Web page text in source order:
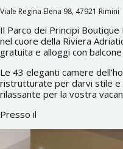
Viale Regina Elena 98, 47921 Rimini
Il Parco dei Principi
nel cuore della Riviera
gratuita e alloggi con
Le 43 eleganti camere
ristrutturate per darvi stile e
rilassante per la vostra
Presso il